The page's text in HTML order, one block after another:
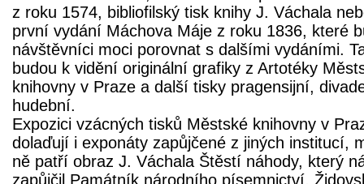
z roku 1574, bibliofilský tisk knihy J. Váchala
první vydání Máchova Máje z roku 1836, které
návštěvníci moci porovnat s dalšími vydáními.
budou k vidění originální grafiky z Artotéky
knihovny v Praze a další tisky pragensijní,
hudební.
Expozici vzácných tisků Městské knihovny v
dolaďují i exponáty zapůjčené z jiných institucí,
ně patří obraz J. Váchala Štěstí náhody, který
zapůjčil Památník národního písemnictví,